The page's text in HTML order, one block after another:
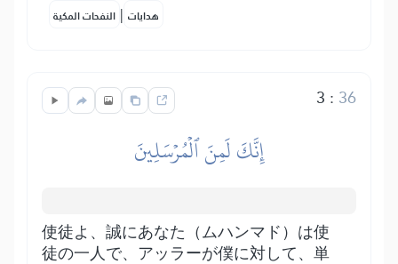
النفحات المكية | هدايات
3 : 36
إِنَّكَ لَمِنَ ٱلۡمُرۡسَلِينَ
使徒よ、誠にあなた（ムハンマド）は使
徒の一人で、アッラーが僕に対して、単